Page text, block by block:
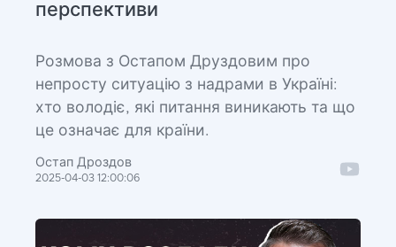
перспективи
Розмова з Остапом Друздовим про
непросту ситуацію з надрами в Україні:
хто володіє, які питання виникають та що
це означає для країни.
Остап Дроздов
2025-04-03 12:00:06